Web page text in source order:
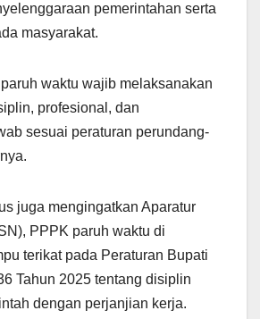
pemerintahan serta
masyarakat.
waktu wajib melaksanakan
profesional, dan
sesuai peraturan perundang-
juga mengingatkan Aparatur
PPPK paruh waktu di
terikat pada Peraturan Bupati
Tahun 2025 tentang disiplin
dengan perjanjian kerja.